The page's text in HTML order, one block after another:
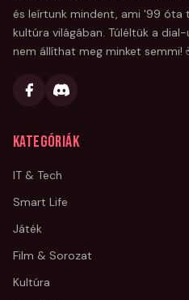
és leírtunk mindent, ami '99 óta
kultúra világában. Túléltük a
nem állíthat meg minket semmi!
Kategóriák
IT & Tech
Smart Life
Játék
Film & Sorozat
Kultúra